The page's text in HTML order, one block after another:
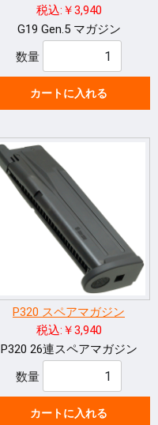
税込:￥3,940
G19 Gen.5 マガジン
数量
カートに入れる
P320 スペアマガジン
税込:￥3,940
P320 26連スペアマガジン
数量
カートに入れる